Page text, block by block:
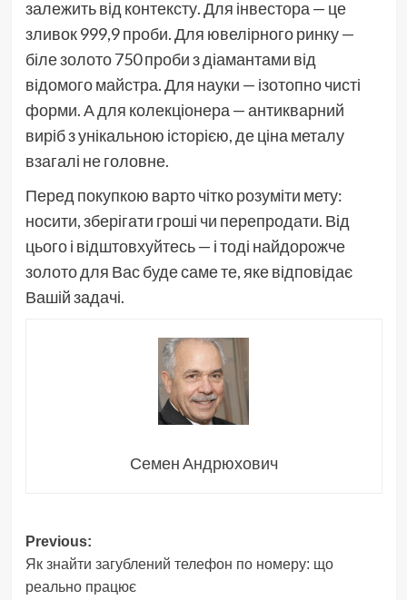
залежить від контексту. Для інвестора — це
зливок 999,9 проби. Для ювелірного ринку —
біле золото 750 проби з діамантами від
відомого майстра. Для науки — ізотопно чисті
форми. А для колекціонера — антикварний
виріб з унікальною історією, де ціна металу
взагалі не головне.
Перед покупкою варто чітко розуміти мету:
носити, зберігати гроші чи перепродати. Від
цього і відштовхуйтесь — і тоді найдорожче
золото для Вас буде саме те, яке відповідає
Вашій задачі.
Семен Андрюхович
Post
navigation
Previous:
Як знайти загублений телефон по номеру: що
реально працює